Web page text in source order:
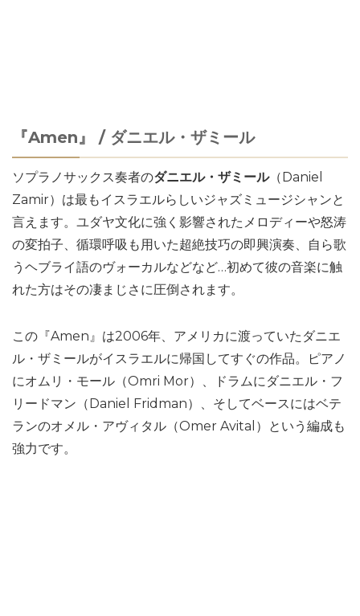
『Amen』 / ダニエル・ザミール
ソプラノサックス奏者のダニエル・ザミール（Daniel
Zamir）は最もイスラエルらしいジャズミュージシャンと
言えます。ユダヤ文化に強く影響されたメロディーや怒涛
の変拍子、循環呼吸も用いた超絶技巧の即興演奏、自ら歌
うヘブライ語のヴォーカルなどなど…初めて彼の音楽に触
れた方はその凄まじさに圧倒されます。
この『Amen』は2006年、アメリカに渡っていたダニエ
ル・ザミールがイスラエルに帰国してすぐの作品。ピアノ
にオムリ・モール（Omri Mor）、ドラムにダニエル・フ
リードマン（Daniel Fridman）、そしてベースにはベテ
ランのオメル・アヴィタル（Omer Avital）という編成も
強力です。